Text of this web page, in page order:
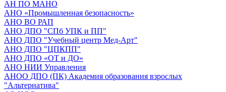
АН ПО МАНО
АНО «Промышленная безопасность»
АНО ВО РАП
АНО ДПО "СПб УПК и ПП"
АНО ДПО "Учебный центр Мед-Арт"
АНО ДПО "ЦПКПП"
АНО ДПО «ОТ и ДО»
АНО НИИ Управления
АНОО ДПО (ПК) Академия образования взрослых
"Альтернатива"